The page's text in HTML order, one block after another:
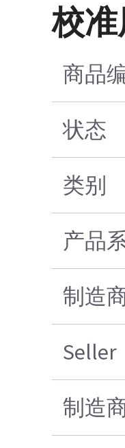
校
商品
状态
类别
产品
制造
Seller
制造